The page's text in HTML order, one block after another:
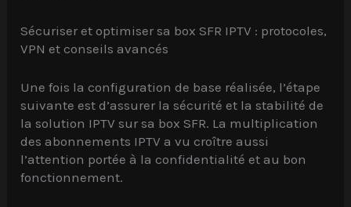
Sécuriser et optimiser sa box SFR IPTV : protocoles,
VPN et conseils avancés
Une fois la configuration de base réalisée, l’étape
suivante est d’assurer la sécurité et la stabilité de
la solution IPTV sur sa box SFR. La multiplication
des abonnements IPTV a vu croître aussi
l’attention portée à la confidentialité et au bon
fonctionnement.